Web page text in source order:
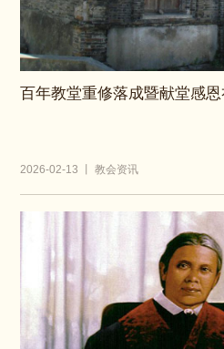
百年教堂重修落成暨献堂感
2026-02-13 丨 教会资讯